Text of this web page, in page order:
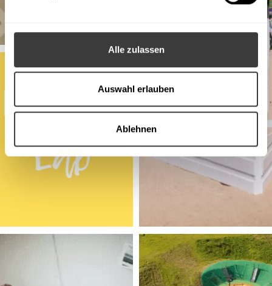
Alle zulassen
Auswahl erlauben
Ablehnen